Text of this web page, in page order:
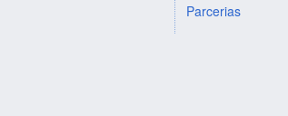
Parcerias